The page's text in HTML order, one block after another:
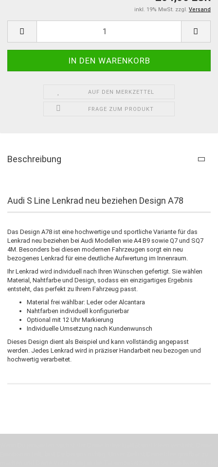
inkl. 19% MwSt. zzgl. Versand
AUF DEN MERKZETTEL
FRAGE ZUM PRODUKT
Beschreibung
Audi S Line Lenkrad neu beziehen Design A78
Das Design A78 ist eine hochwertige und sportliche Variante für das
Lenkrad neu beziehen bei Audi Modellen wie A4 B9 sowie Q7 und SQ7
4M. Besonders bei diesen modernen Fahrzeugen sorgt ein neu
bezogenes Lenkrad für eine deutliche Aufwertung im Innenraum.
Ihr Lenkrad wird individuell nach Ihren Wünschen gefertigt. Sie wählen
Material, Nahtfarbe und Design, sodass ein einzigartiges Ergebnis
entsteht, das perfekt zu Ihrem Fahrzeug passt.
Material frei wählbar: Leder oder Alcantara
Nahtfarben individuell konfigurierbar
Optional mit 12 Uhr Markierung
Individuelle Umsetzung nach Kundenwunsch
Dieses Design dient als Beispiel und kann vollständig angepasst
werden. Jedes Lenkrad wird in präziser Handarbeit neu bezogen und
hochwertig verarbeitet.